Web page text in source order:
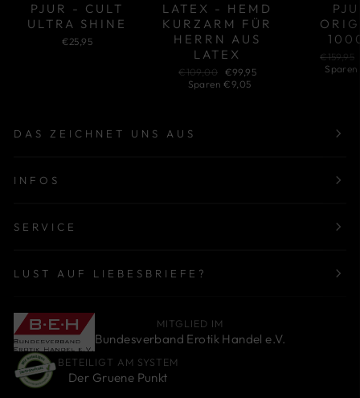
PJUR - CULT
ULTRA SHINE
€25,95
LATEX - HEMD
KURZARM FÜR
HERRN AUS
LATEX
Normaler
Preis
€109,00 Sonderpreis
€99,95
Sparen €9,05
Preis
€159,95
DAS ZEICHNET UNS AUS
INFOS
SERVICE
LUST AUF LIEBESBRIEFE?
MITGLIED IM
Bundesverband Erotik Handel e.V.
BETEILIGT AM SYSTEM
Der Gruene Punkt